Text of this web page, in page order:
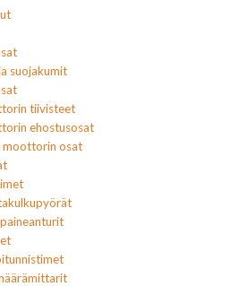
suojakumit
tiivisteet
ehostusosat
moottorin osat